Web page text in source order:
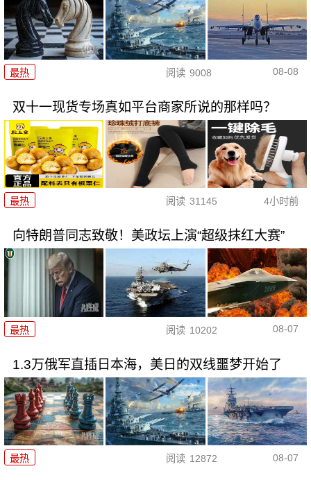
最热 阅读 9008 08-08
双十一现货专场真如平台商家所说的那样吗？
最热 阅读 31145 4小时前
向特朗普同志致敬！美政坛上演“超级抹红大赛”
最热 阅读 10202 08-07
1.3万俄军直插日本海，美日的双线噩梦开始了
最热 阅读 12872 08-07